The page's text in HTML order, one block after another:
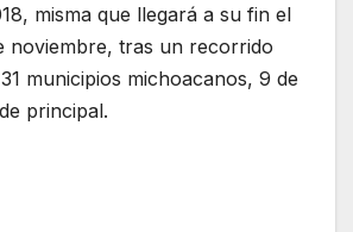
misma que llegará a su fin el
noviembre, tras un recorrido
municipios michoacanos, 9 de
principal.